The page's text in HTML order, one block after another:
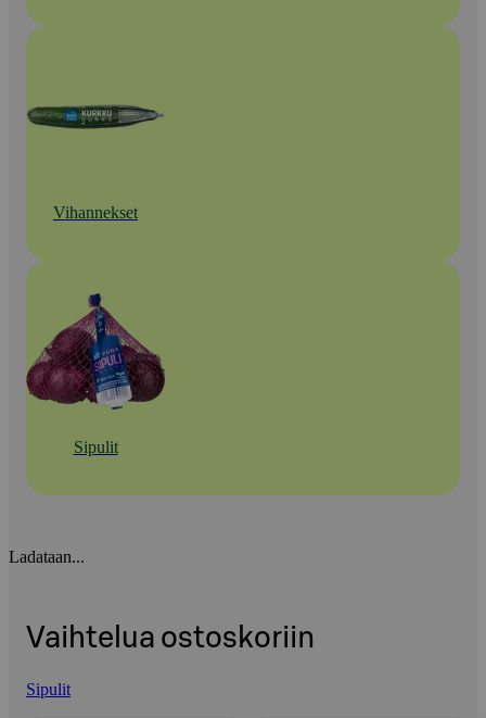
Vihannekset
Sipulit
Ladataan...
Vaihtelua ostoskoriin
Sipulit